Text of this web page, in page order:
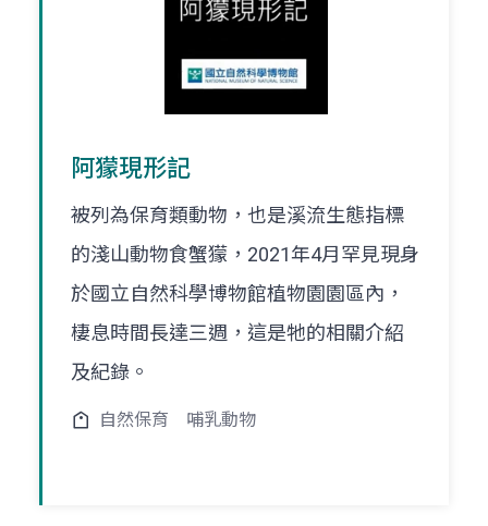
阿獴現形記
被列為保育類動物，也是溪流生態指標
的淺山動物食蟹獴，2021年4月罕見現身
於國立自然科學博物館植物園園區內，
棲息時間長達三週，這是牠的相關介紹
及紀錄。
自然保育 哺乳動物